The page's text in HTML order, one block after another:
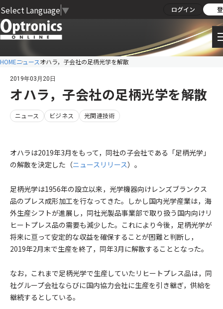
Select Language ▼ ログイン
HOMEニュースオハラ，子会社の足柄光学を解散
2019年03月20日
オハラ，子会社の足柄光学を解散
ニュース ビジネス 光関連技術
オハラは2019年3月をもって，同社の子会社である「足柄光学」
の解散を決定した（ニュースリリース）。
足柄光学は1956年の設立以来，光学機器向けレンズブランクス
品のプレス成形加工を行なってきた。しかし国内光学産業は，海
外生産シフトが進展し，同社光製品事業部で取り扱う国内向けリ
ヒートプレス品の需要も減少した。これにより今後，足柄光学が
将来に亘って安定的な収益を確保することが困難と判断し，
2019年2月末で生産を終了，同年3月に解散することとなった。
なお，これまで足柄光学で生産していたリヒートプレス品は，同
社グループ会社ならびに国内協力会社に生産を引き継ぎ，供給を
継続するとしている。